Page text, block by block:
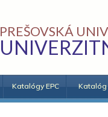
PREŠOVSKÁ
Katalógy EPC Katalóg